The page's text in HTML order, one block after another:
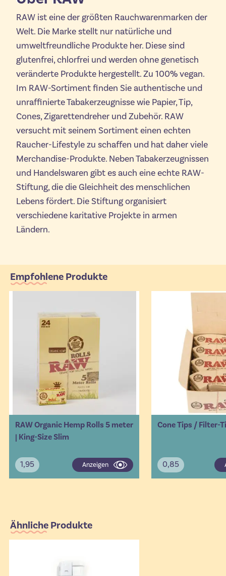
RAW ist eine der größten Rauchwarenmarken der
Welt. Die Marke stellt nur natürliche und
umweltfreundliche Produkte her. Diese sind
glutenfrei, chlorfrei und werden ohne genetisch
veränderte Produkte hergestellt. Zu 100% vegan.
Im RAW-Sortiment finden Sie authentische und
unraffinierte Tabakerzeugnisse wie Papier, Tip,
Cones, Zigarettendreher und Zubehör. RAW
versucht mit seinem Sortiment einen echten
Raucher-Lifestyle zu schaffen und hat daher viele
Merchandise-Produkte. Neben Tabakerzeugnissen
und Handelswaren gibt es auch eine echte RAW-
Stiftung, die die Gleichheit des menschlichen
Lebens fördert. Die Stiftung organisiert
verschiedene karitative Projekte in armen
Ländern.
Empfohlene Produkte
RAW Organic Hemp Rolls 5 meter
| King-Size Slim
1,95 Anzeigen
Cone Tips / Filter-
0,85
Ähnliche Produkte